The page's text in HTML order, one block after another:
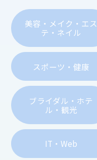
美容・メイク・エス
テ・ネイル
スポーツ・健康
ブライダル・ホテ
ル・観光
IT・Web